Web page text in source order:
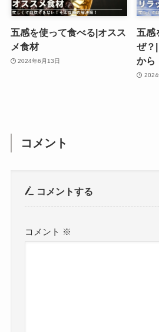
五感を使って食べる|オスス
メ食材
2024年6月13日
五感
ぜ？
から
2024
コメント
コメントする
コメント ※